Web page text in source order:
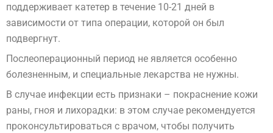
поддерживает катетер в течение 10-21 дней в
зависимости от типа операции, которой он был
подвергнут.
Послеоперационный период не является особенно
болезненным, и специальные лекарства не нужны.
В случае инфекции есть признаки – покраснение кожи
раны, гноя и лихорадки: в этом случае рекомендуется
проконсультироваться с врачом, чтобы получить